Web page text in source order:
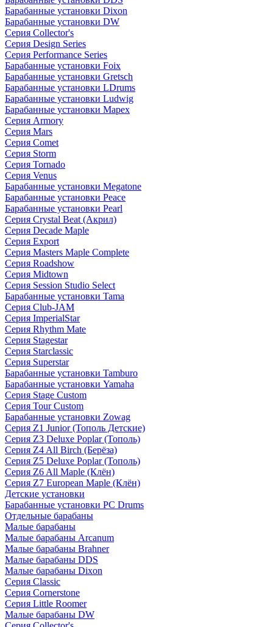
Барабанные установки Dixon
Барабанные установки DW
Серия Collector's
Серия Design Series
Серия Performance Series
Барабанные установки Foix
Барабанные установки Gretsch
Барабанные установки LDrums
Барабанные установки Ludwig
Барабанные установки Mapex
Серия Armory
Серия Mars
Серия Comet
Серия Storm
Серия Tornado
Серия Venus
Барабанные установки Megatone
Барабанные установки Peace
Барабанные установки Pearl
Серия Crystal Beat (Акрил)
Серия Decade Maple
Серия Export
Серия Masters Maple Complete
Серия Roadshow
Серия Midtown
Серия Session Studio Select
Барабанные установки Tama
Серия Club-JAM
Серия ImperialStar
Серия Rhythm Mate
Серия Stagestar
Серия Starclassic
Серия Superstar
Барабанные установки Tamburo
Барабанные установки Yamaha
Серия Stage Custom
Серия Tour Custom
Барабанные установки Zowag
Серия Z1 Junior (Тополь Детские)
Серия Z3 Deluxe Poplar (Тополь)
Серия Z4 All Birch (Берёза)
Серия Z5 Deluxe Poplar (Тополь)
Серия Z6 All Maple (Клён)
Серия Z7 European Maple (Клён)
Детские установки
Барабанные установки PC Drums
Отдельные барабаны
Малые барабаны
Малые барабаны Arcanum
Малые барабаны Brahner
Малые барабаны DDS
Малые барабаны Dixon
Серия Classic
Серия Cornerstone
Серия Little Roomer
Малые барабаны DW